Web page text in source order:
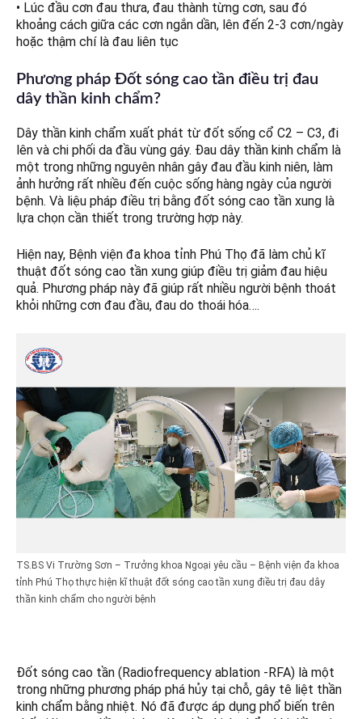
• Lúc đầu cơn đau thưa, đau thành từng cơn, sau đó
khoảng cách giữa các cơn ngắn dần, lên đến 2-3 cơn/ngày
hoặc thậm chí là đau liên tục
Phương pháp Đốt sóng cao tần điều trị đau
dây thần kinh chẩm?
Dây thần kinh chẩm xuất phát từ đốt sống cổ C2 – C3, đi
lên và chi phối da đầu vùng gáy. Đau dây thần kinh chẩm là
một trong những nguyên nhân gây đau đầu kinh niên, làm
ảnh hưởng rất nhiều đến cuộc sống hàng ngày của người
bệnh. Và liệu pháp điều trị bằng đốt sóng cao tần xung là
lựa chọn cần thiết trong trường hợp này.
Hiện nay, Bệnh viện đa khoa tỉnh Phú Thọ đã làm chủ kĩ
thuật đốt sóng cao tần xung giúp điều trị giảm đau hiệu
quả. Phương pháp này đã giúp rất nhiều người bệnh thoát
khỏi những cơn đau đầu, đau do thoái hóa….
TS.BS Vi Trường Sơn – Trưởng khoa Ngoại yêu cầu – Bệnh viện đa khoa
tỉnh Phú Thọ thực hiện kĩ thuật đốt sóng cao tần xung điều trị đau dây
thần kinh chẩm cho người bệnh
Đốt sóng cao tần (Radiofrequency ablation -RFA) là một
trong những phương pháp phá hủy tại chỗ, gây tê liệt thần
kinh chẩm bằng nhiệt. Nó đã được áp dụng phổ biến trên